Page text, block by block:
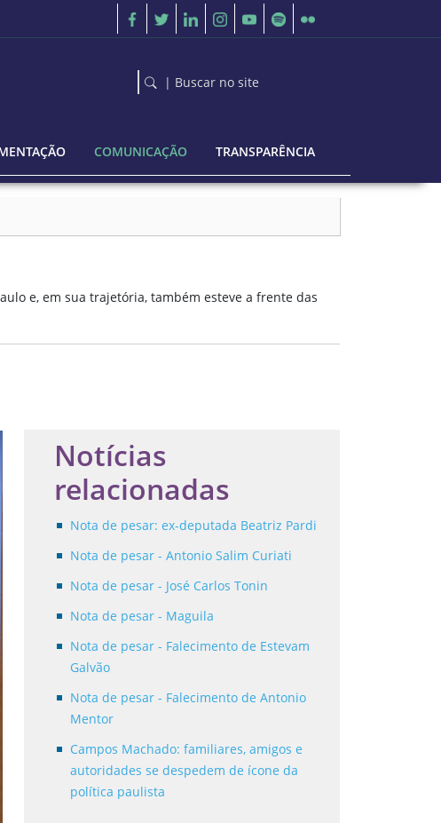
| Buscar no site
COMUNICAÇÃO TRANSPARÊNCIA
e, em sua trajetória, também esteve a frente das
Notícias
relacionadas
Nota de pesar: ex-deputada Beatriz Pardi
Nota de pesar - Antonio Salim Curiati
Nota de pesar - José Carlos Tonin
Nota de pesar - Maguila
Nota de pesar - Falecimento de Estevam
Galvão
Nota de pesar - Falecimento de Antonio
Mentor
Campos Machado: familiares, amigos e
autoridades se despedem de ícone da
política paulista